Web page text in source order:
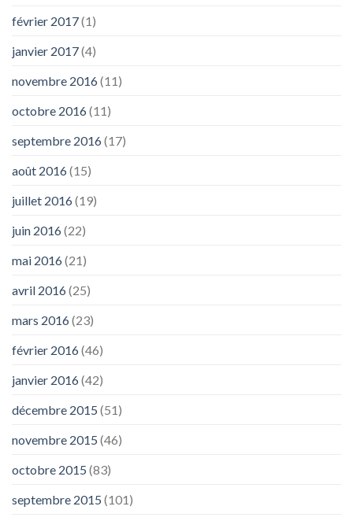
février 2017(1)
janvier 2017(4)
novembre 2016(11)
octobre 2016(11)
septembre 2016(17)
août 2016(15)
juillet 2016(19)
juin 2016(22)
mai 2016(21)
avril 2016(25)
mars 2016(23)
février 2016(46)
janvier 2016(42)
décembre 2015 (51)
novembre 2015 (46)
octobre 2015 (83)
septembre 2015 (101)